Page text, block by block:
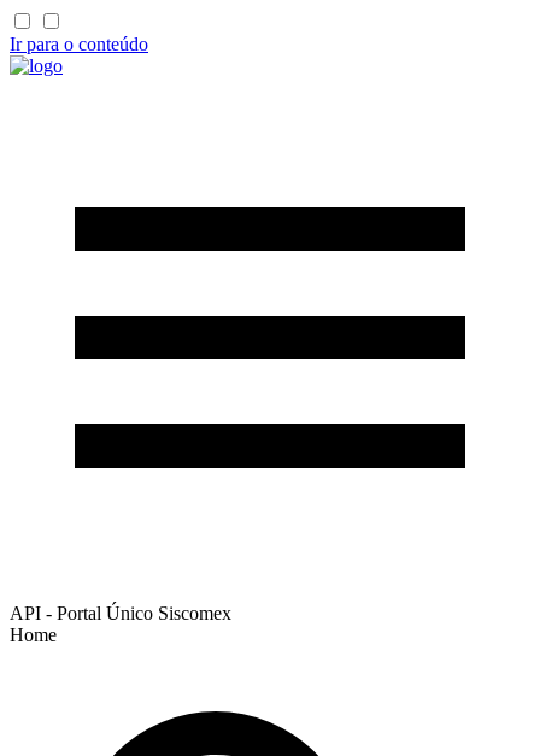
Ir para o conteúdo
API - Portal Único Siscomex
Home